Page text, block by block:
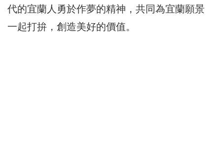
代的宜蘭人勇於作夢的精神，共同為宜蘭願景
一起打拚，創造美好的價值。